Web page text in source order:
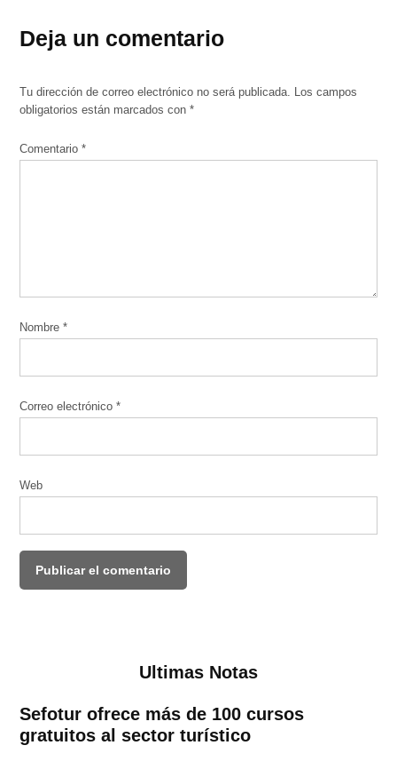
Deja un comentario
Tu dirección de correo electrónico no será publicada. Los campos
obligatorios están marcados con*
Comentario*
Nombre*
Correo electrónico*
Web
Ultimas Notas
Sefotur ofrece más de 100 cursos
gratuitos al sector turístico